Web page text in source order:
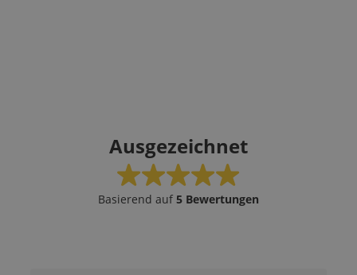
Ausgezeichnet
Basierend auf 5 Bewertungen